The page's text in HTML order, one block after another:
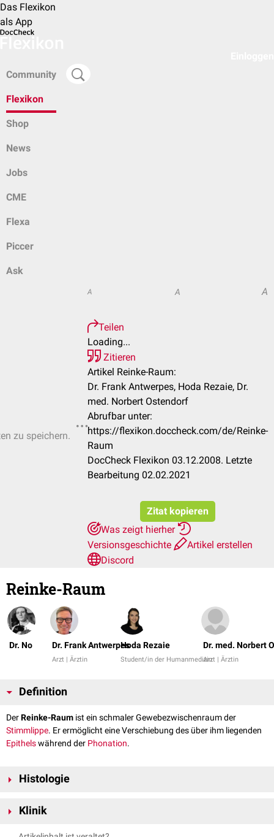
Das Flexikon
als App
Community
Flexikon
Shop
News
Jobs
CME
Flexa
Piccer
Ask
zu speichern.
A A A
Teilen
Loading...
Zitieren
Artikel Reinke-Raum:
Dr. Frank Antwerpes, Hoda Rezaie, Dr.
med. Norbert Ostendorf
Abrufbar unter:
https://flexikon.doccheck.com/de/Reinke-
Raum
DocCheck Flexikon 03.12.2008. Letzte
Bearbeitung 02.02.2021
Zitat kopieren
Was zeigt hierher
Versionsgeschichte
Artikel erstellen
Discord
Reinke-Raum
Dr. No Dr. Frank Antwerpes
Arzt | Ärztin
Hoda Rezaie
Student/in der Humanmedizin
Dr. med. Norbert
Arzt | Ärztin
Definition
DerReinke-Raum ist ein schmaler Gewebezwischenraum der
Stimmlippe. Er ermöglicht eine Verschiebung des über ihm liegenden
Epithelswährend der Phonation.
Histologie
direkt unter dem
Klinik
Bei einer Überbelastung der Stimmbänder oder bei der